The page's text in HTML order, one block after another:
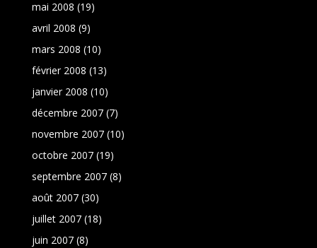
mai 2008 (19)
avril 2008 (9)
mars 2008 (10)
février 2008 (13)
janvier 2008 (10)
décembre 2007(7)
novembre 2007(10)
octobre 2007(19)
septembre 2007(8)
août 2007(30)
juillet 2007(18)
juin 2007(8)